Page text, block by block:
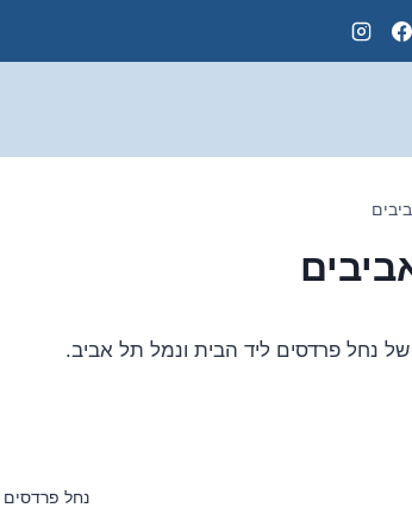
של נחל פרדסים ליד הבית ונמל תל אביב.
נחל פרדסים